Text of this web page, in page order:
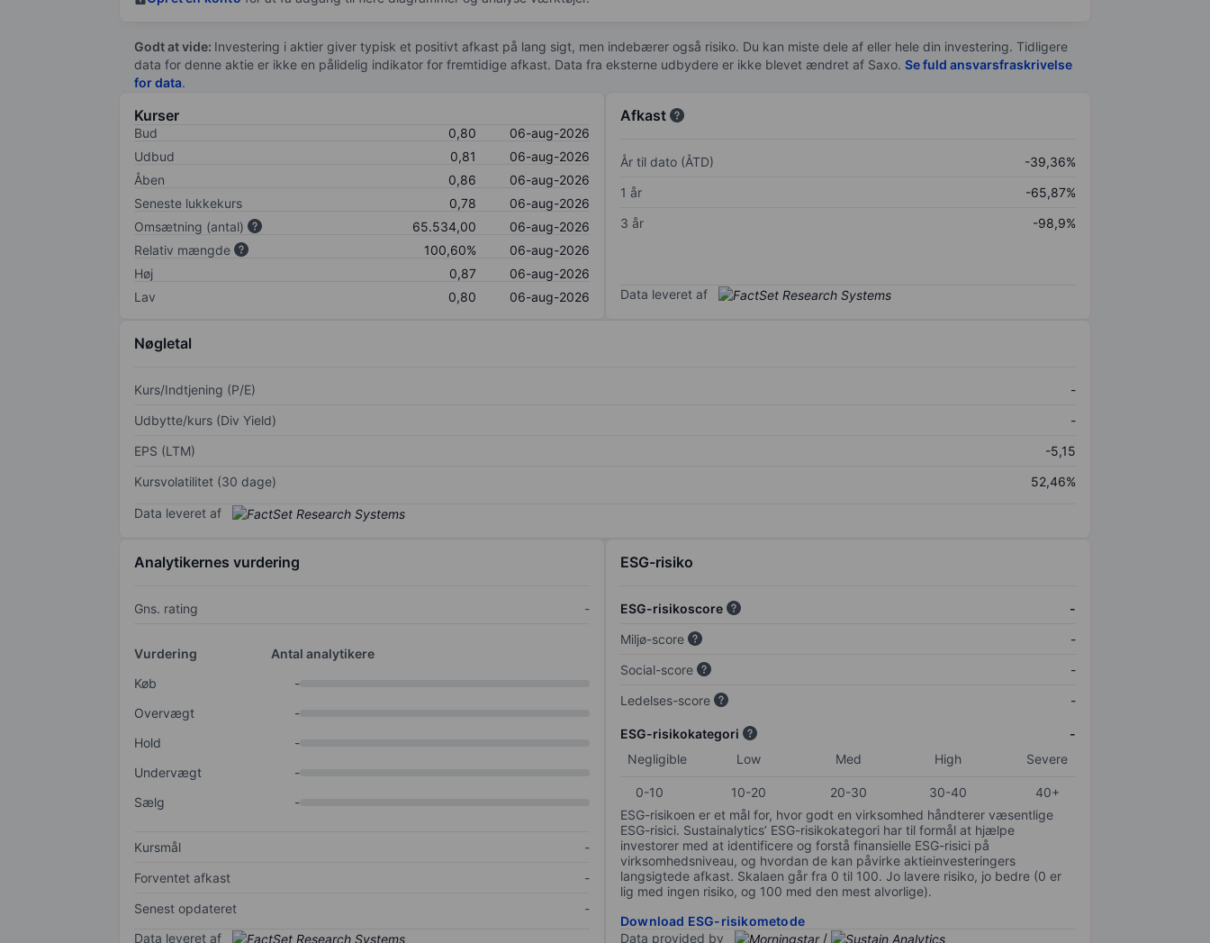
Godt at vide: Investering i aktier giver typisk et positivt afkast på lang sigt, men indebærer også risiko. Du kan miste dele af eller hele din investering. Tidligere
data for denne aktie er ikke en pålidelig indikator for fremtidige afkast. Data fra eksterne udbydere er ikke blevet ændret af Saxo. Se fuld ansvarsfraskrivelse
for data.
Kurser
Bud 0,80
06-aug-2026
Udbud
0,81
06-aug-2026
Åben
0,86
06-aug-2026
Seneste lukkekurs
0,78
06-aug-2026
Omsætning (antal)
65.534,00
06-aug-2026
Relativ mængde
100,60%
06-aug-2026
Høj
0,87
06-aug-2026
Lav
0,80 06-aug-2026
Afkast
År til dato (ÅTD)
-39,36%
1 år
-65,87%
3 år
-98,9%
Data leveret af
Nøgletal
Kurs/Indtjening (P/E)
-
Udbytte/kurs (Div Yield)
-
EPS (LTM)
-5,15
Kursvolatilitet (30 dage)
52,46%
Data leveret af
Analytikernes vurdering
Gns. rating -
Vurdering
Antal analytikere
Køb
-
Overvægt
-
Hold
-
Undervægt
-
Sælg
-
Kursmål
-
Forventet afkast
-
Senest opdateret
-
Data leveret af
ESG-risiko
ESG-risikoscore
-
Miljø-score
-
Social-score
-
Ledelses-score
-
ESG-risikokategori
-
Negligible
Low Med High Severe
0-10 10-20 20-30 30-40
40+
ESG-risikoen er et mål for, hvor godt en virksomhed håndterer væsentlige
ESG-risici. Sustainalytics’ ESG-risikokategori har til formål at hjælpe
investorer med at identificere og forstå finansielle ESG-risici på
virksomhedsniveau, og hvordan de kan påvirke aktieinvesteringers
langsigtede afkast. Skalaen går fra 0 til 100. Jo lavere risiko, jo bedre (0 er
lig med ingen risiko, og 100 med den mest alvorlige).
Download ESG-risikometode
Data provided by
/